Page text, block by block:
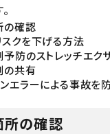
の確認
クを下げる方法
防のストレッチエク
の共有
エラーによる事故を
所の確認